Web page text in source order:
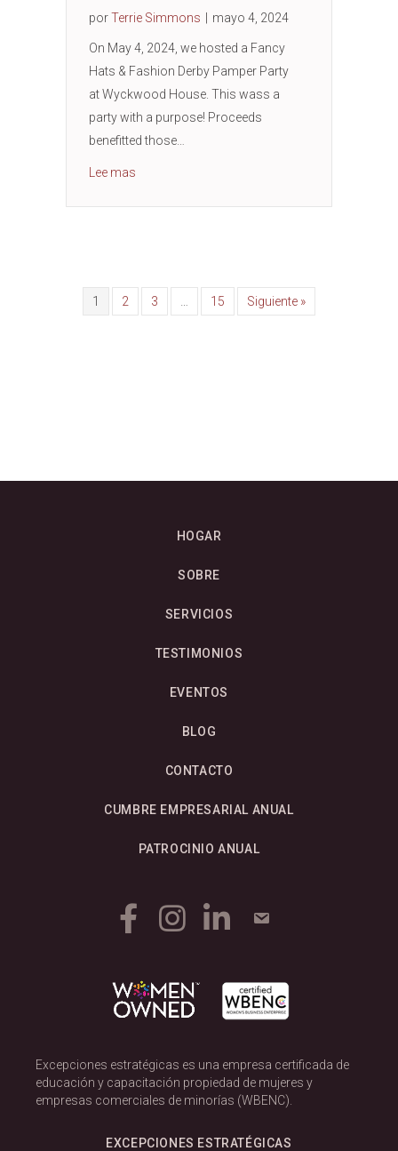
porTerrie Simmons mayo 4, 2024
On May 4, 2024, we hosted a Fancy
Hats & Fashion Derby Pamper Party
at Wyckwood House. This wass a
party with a purpose! Proceeds
benefitted those…
Lee mas
1 2 3 … 15 Siguiente »
HOGAR
SOBRE
SERVICIOS
TESTIMONIOS
EVENTOS
BLOG
CONTACTO
CUMBRE EMPRESARIAL ANUAL
PATROCINIO ANUAL
Excepciones estratégicas es una empresa certificada de
educación y capacitación propiedad de mujeres y
empresas comerciales de minorías (WBENC).
EXCEPCIONES ESTRATÉGICAS